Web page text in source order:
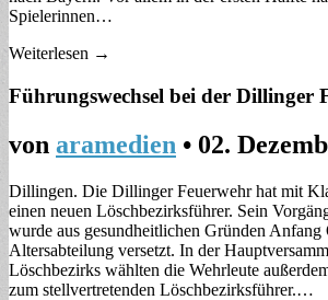
Spielerinnen…
Weiterlesen →
Führungswechsel bei der Dillinger
von aramedien • 02.
Dillingen. Die Dillinger Feuerwehr hat mit
einen neuen Löschbezirksführer. Sein
wurde aus gesundheitlichen Gründen
Altersabteilung versetzt. In der
Löschbezirks wählten die Wehrleute
zum stellvertretenden Löschbezirksführer.…